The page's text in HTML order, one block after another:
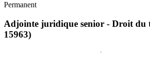
Permanent
Adjointe juridique senior - Droit du
15963)